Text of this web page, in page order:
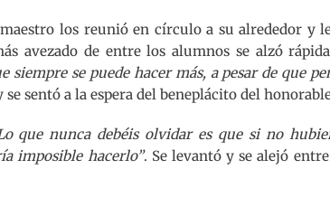
los reunió en círculo a su alrededor y
avezado de entre los alumnos se alzó
siempre se puede hacer más, a pesar de que
se sentó a la espera del beneplácito del
que nunca debéis olvidar es que si no
imposible hacerlo”. Se levantó y se alejó